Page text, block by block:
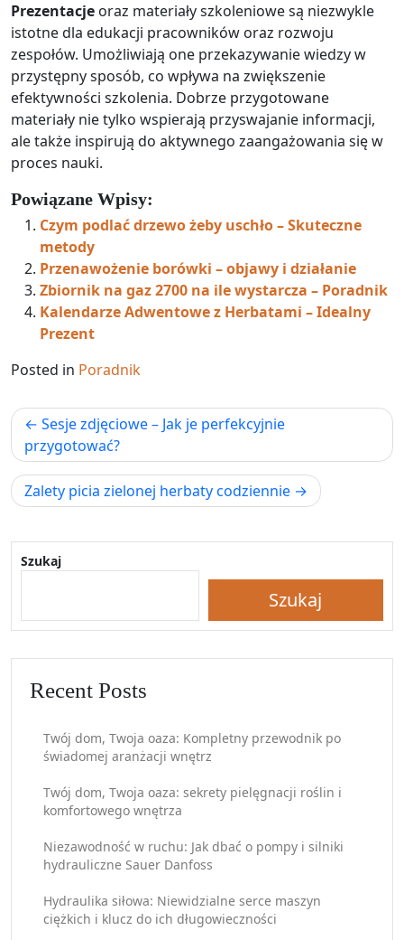
Prezentacje oraz materiały szkoleniowe są niezwykle
istotne dla edukacji pracowników oraz rozwoju
zespołów. Umożliwiają one przekazywanie wiedzy w
przystępny sposób, co wpływa na zwiększenie
efektywności szkolenia. Dobrze przygotowane
materiały nie tylko wspierają przyswajanie informacji,
ale także inspirują do aktywnego zaangażowania się w
proces nauki.
Powiązane Wpisy:
Czym podlać drzewo żeby uschło – Skuteczne
metody
Przenawożenie borówki – objawy i działanie
Zbiornik na gaz 2700 na ile wystarcza – Poradnik
Kalendarze Adwentowe z Herbatami – Idealny
Prezent
Posted in Poradnik
Nawigacja
wpisu
Sesje zdjęciowe – Jak je perfekcyjnie
przygotować?
Zalety picia zielonej herbaty codziennie
Szukaj
Szukaj
Recent Posts
Twój dom, Twoja oaza: Kompletny przewodnik po
świadomej aranżacji wnętrz
Twój dom, Twoja oaza: sekrety pielęgnacji roślin i
komfortowego wnętrza
Niezawodność w ruchu: Jak dbać o pompy i silniki
hydrauliczne Sauer Danfoss
Hydraulika siłowa: Niewidzialne serce maszyn
ciężkich i klucz do ich długowieczności